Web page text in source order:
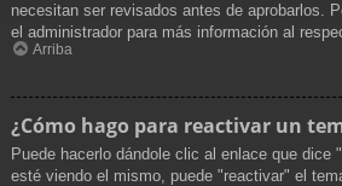
necesitan ser revisados antes de aprobarlos.
el administrador para más información al
Arriba
¿Cómo hago para reactivar un
Puede hacerlo dándole clic al enlace que dice
esté viendo el mismo, puede "reactivar" el